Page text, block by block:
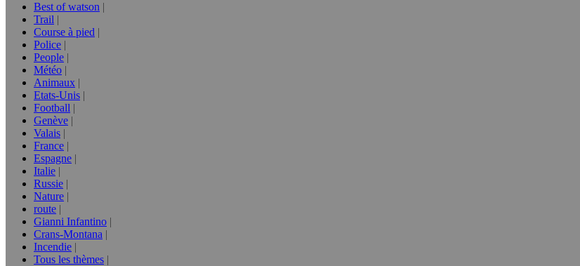
Best of watson
Trail
Course à pied
Police
People
Météo
Animaux
Etats-Unis
Football
Genève
Valais
France
Espagne
Italie
Russie
Nature
route
Gianni Infantino
Crans-Montana
Incendie
Tous les thèmes